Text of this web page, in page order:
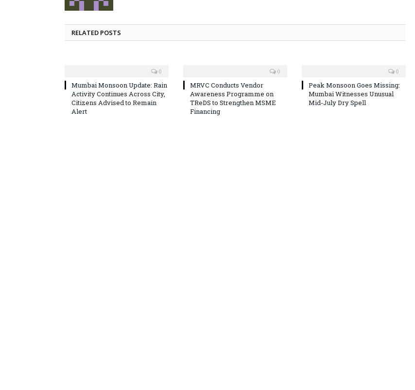
RELATED POSTS
0
Mumbai Monsoon Update: Rain
Activity Continues Across City,
Citizens Advised to Remain
Alert
0
MRVC Conducts Vendor
Awareness Programme on
TReDS to Strengthen MSME
Financing
0
Peak Monsoon Goes Missing:
Mumbai Witnesses Unusual
Mid-July Dry Spell